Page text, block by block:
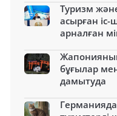
Туризм
асырған
арналған
бұғылар
дамытуда